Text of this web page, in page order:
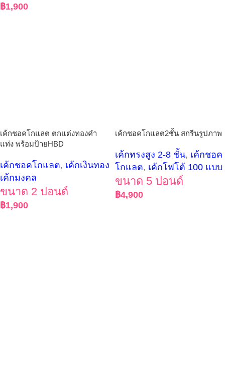
฿1,900
เค้กชอคโกแลต ตกแต่งทองคำ
แท่ง พร้อมป้ายHBD
เค้กชอคโกแลต, เค้กเงินทอง
เค้กมงคล
ขนาด 2 ปอนด์
฿1,900
เค้กชอคโกแลต2ชั้น สกรีนรูปภาพ
เค้กทรงสูง 2-8 ชั้น, เค้กชอค
โกแลต, เค้กโฟโต้ 100 แบบ
ขนาด 5 ปอนด์
฿4,900